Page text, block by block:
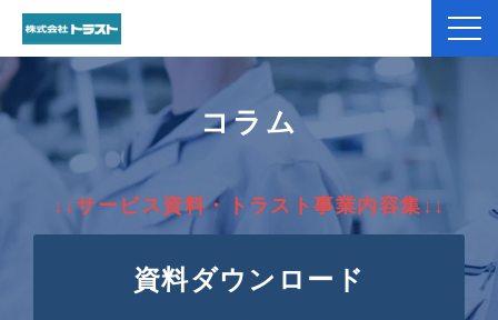
製品紹介
加工事例
コラム
↓↓サービス資料・トラスト事業内容集↓↓
資料ダウンロード